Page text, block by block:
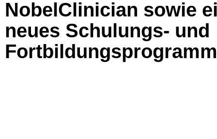
NobelClinician sowie
neues Schulungs- und
Fortbildungsprogramm